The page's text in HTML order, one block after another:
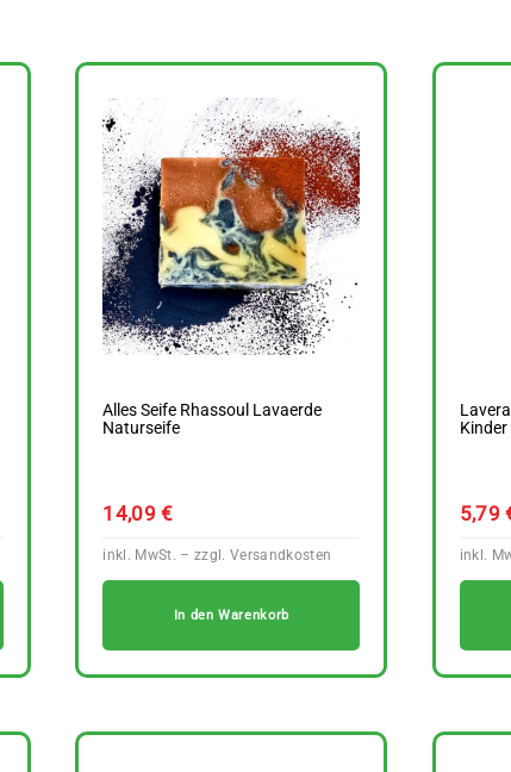
Alles Seife Rhassoul Lavaerde
Naturseife
14,09€
In den Warenkorb
5,79